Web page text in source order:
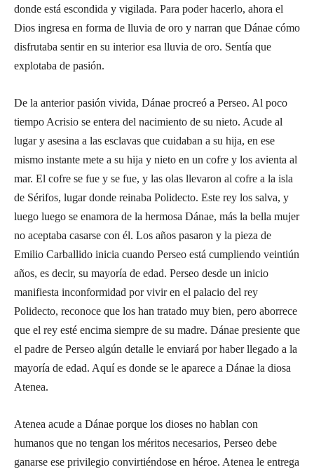
donde está escondida y vigilada. Para poder hacerlo, ahora el
Dios ingresa en forma de lluvia de oro y narran que Dánae cómo
disfrutaba sentir en su interior esa lluvia de oro. Sentía que
explotaba de pasión.
De la anterior pasión vivida, Dánae procreó a Perseo. Al poco
tiempo Acrisio se entera del nacimiento de su nieto. Acude al
lugar y asesina a las esclavas que cuidaban a su hija, en ese
mismo instante mete a su hija y nieto en un cofre y los avienta al
mar. El cofre se fue y se fue, y las olas llevaron al cofre a la isla
de Sérifos, lugar donde reinaba Polidecto. Este rey los salva, y
luego luego se enamora de la hermosa Dánae, más la bella mujer
no aceptaba casarse con él. Los años pasaron y la pieza de
Emilio Carballido inicia cuando Perseo está cumpliendo veintiún
años, es decir, su mayoría de edad. Perseo desde un inicio
manifiesta inconformidad por vivir en el palacio del rey
Polidecto, reconoce que los han tratado muy bien, pero aborrece
que el rey esté encima siempre de su madre. Dánae presiente que
el padre de Perseo algún detalle le enviará por haber llegado a la
mayoría de edad. Aquí es donde se le aparece a Dánae la diosa
Atenea.
Atenea acude a Dánae porque los dioses no hablan con
humanos que no tengan los méritos necesarios, Perseo debe
ganarse ese privilegio convirtiéndose en héroe. Atenea le entrega